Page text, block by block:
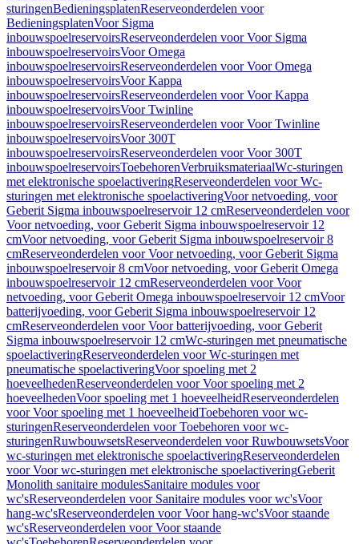
sturingenBedieningsplatenReserveonderdelen voor
BedieningsplatenVoor Sigma
inbouwspoelreservoirsReserveonderdelen voor Voor Sigma
inbouwspoelreservoirsVoor Omega
inbouwspoelreservoirsReserveonderdelen voor Voor Omega
inbouwspoelreservoirsVoor Kappa
inbouwspoelreservoirsReserveonderdelen voor Voor Kappa
inbouwspoelreservoirsVoor Twinline
inbouwspoelreservoirsReserveonderdelen voor Voor Twinline
inbouwspoelreservoirsVoor 300T
inbouwspoelreservoirsReserveonderdelen voor Voor 300T
inbouwspoelreservoirsToebehorenVerbruiksmateriaalWc-sturingen
met elektronische spoelactiveringReserveonderdelen voor Wc-
sturingen met elektronische spoelactiveringVoor netvoeding, voor
Geberit Sigma inbouwspoelreservoir 12 cmReserveonderdelen voor
Voor netvoeding, voor Geberit Sigma inbouwspoelreservoir 12
cmVoor netvoeding, voor Geberit Sigma inbouwspoelreservoir 8
cmReserveonderdelen voor Voor netvoeding, voor Geberit Sigma
inbouwspoelreservoir 8 cmVoor netvoeding, voor Geberit Omega
inbouwspoelreservoir 12 cmReserveonderdelen voor Voor
netvoeding, voor Geberit Omega inbouwspoelreservoir 12 cmVoor
batterijvoeding, voor Geberit Sigma inbouwspoelreservoir 12
cmReserveonderdelen voor Voor batterijvoeding, voor Geberit
Sigma inbouwspoelreservoir 12 cmWc-sturingen met pneumatische
spoelactiveringReserveonderdelen voor Wc-sturingen met
pneumatische spoelactiveringVoor spoeling met 2
hoeveelhedenReserveonderdelen voor Voor spoeling met 2
hoeveelhedenVoor spoeling met 1 hoeveelheidReserveonderdelen
voor Voor spoeling met 1 hoeveelheidToebehoren voor wc-
sturingenReserveonderdelen voor Toebehoren voor wc-
sturingenRuwbouwsetsReserveonderdelen voor RuwbouwsetsVoor
wc-sturingen met elektronische spoelactiveringReserveonderdelen
voor Voor wc-sturingen met elektronische spoelactiveringGeberit
Monolith sanitaire modulesSanitaire modules voor
wc'sReserveonderdelen voor Sanitaire modules voor wc'sVoor
hang-wc'sReserveonderdelen voor Voor hang-wc'sVoor staande
wc'sReserveonderdelen voor Voor staande